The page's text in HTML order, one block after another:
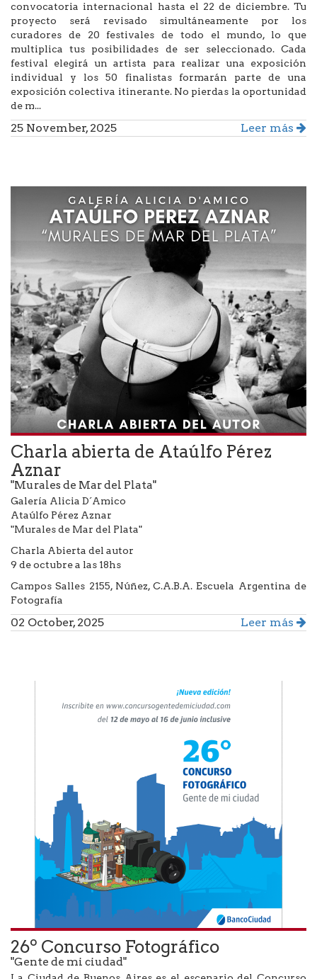
convocatoria internacional hasta el 22 de diciembre. Tu
proyecto será revisado simultáneamente por los
curadores de 20 festivales de todo el mundo, lo que
multiplica tus posibilidades de ser seleccionado. Cada
festival elegirá un artista para realizar una exposición
individual y los 50 finalistas formarán parte de una
exposición colectiva itinerante. No pierdas la oportunidad
de m...
25 November, 2025 Leer más
Charla abierta de Ataúlfo Pérez
Aznar
"Murales de Mar del Plata"
Galería Alicia D´Amico
Ataúlfo Pérez Aznar
"Murales de Mar del Plata"
Charla Abierta del autor
9 de octubre a las 18hs
Campos Salles 2155, Núñez, C.A.B.A. Escuela Argentina de
Fotografía
02 October, 2025 Leer más
26º Concurso Fotográfico
"Gente de mi ciudad"